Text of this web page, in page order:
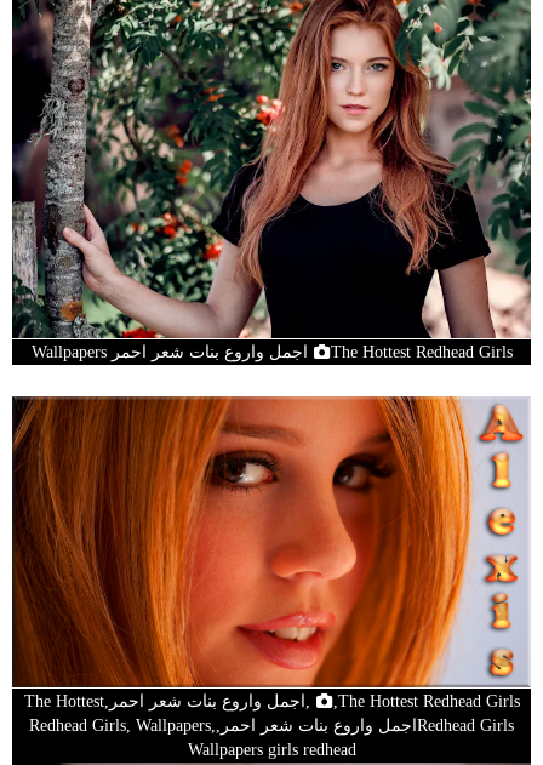
The Hottest Redhead Girlsاجمل واروع بنات شعر احمر Wallpapers
,The Hottest Redhead Girls,اجمل واروع بنات شعر احمر,The Hottest
Redhead Girlsاجمل واروع بنات شعر احمر,Redhead Girls, Wallpapers,
Wallpapers girls redhead